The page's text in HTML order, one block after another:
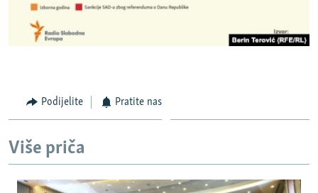
Podijelite Pratite nas
Više priča